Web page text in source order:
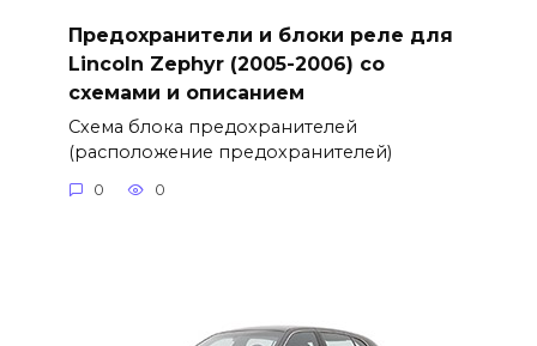
Предохранители и блоки реле для
Lincoln Zephyr (2005-2006) со
схемами и описанием
Схема блока предохранителей
(расположение предохранителей)
0 0